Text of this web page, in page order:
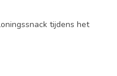
tijdens het